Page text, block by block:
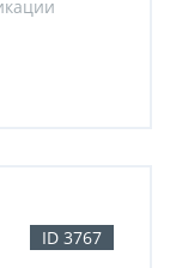
ID 3767